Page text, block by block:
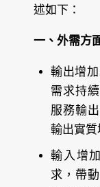
述如下：
一、外需方
輸出增
需求持
服務輸
輸出實質
輸入增
求，帶